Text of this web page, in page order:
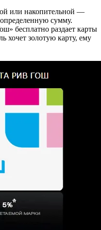
или накопительной —
сумму.
бесплатно раздает карты
хочет золотую карту, ему